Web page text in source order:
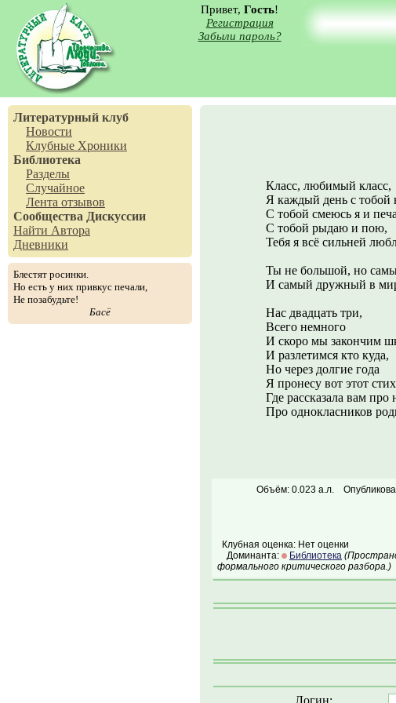
Привет, Гость!
Регистрация
Забыли пароль?
Литературный клуб
Новости
Клубные Хроники
Библиотека
Разделы
Случайное
Лента отзывов
Сообщества Дискуссии
Найти Автора
Дневники
Блестят росинки.
Но есть у них привкус печали,
Не позабудьте!
Басё
Класс, любимый класс,
Я каждый день с тобой
С тобой смеюсь я и
С тобой рыдаю и пою,
Тебя я всё сильней
Ты не большой, но
И самый дружный в
Нас двадцать три,
Всего немного
И скоро мы закончим
И разлетимся кто куда,
Но через долгие года
Я пронесу вот этот
Где рассказала вам про
Про однокласников
Объём: 0.023 а.л.
Клубная оценка: Нет оценки
Доминанта:
Библиотека
формального критического разбора.)
Логин: